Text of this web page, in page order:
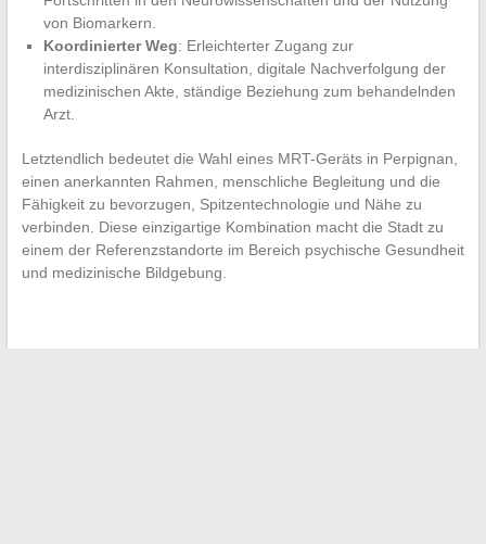
von Biomarkern.
Koordinierter Weg: Erleichterter Zugang zur
interdisziplinären Konsultation, digitale Nachverfolgung der
medizinischen Akte, ständige Beziehung zum behandelnden
Arzt.
Letztendlich bedeutet die Wahl eines MRT-Geräts in Perpignan,
einen anerkannten Rahmen, menschliche Begleitung und die
Fähigkeit zu bevorzugen, Spitzentechnologie und Nähe zu
verbinden. Diese einzigartige Kombination macht die Stadt zu
einem der Referenzstandorte im Bereich psychische Gesundheit
und medizinische Bildgebung.